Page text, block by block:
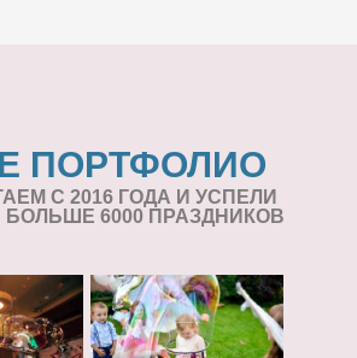
ПОРТФОЛИО
С 2016 ГОДА И УСПЕЛИ
БОЛЬШЕ 6000 ПРАЗДНИКОВ